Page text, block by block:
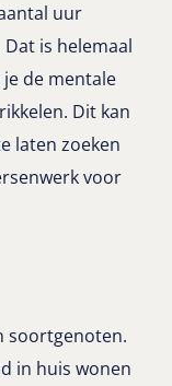
uur
is helemaal
de mentale
Dit kan
laten zoeken
voor
soortgenoten.
in huis wonen